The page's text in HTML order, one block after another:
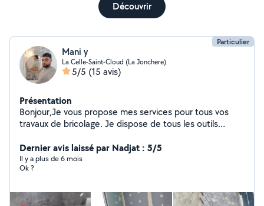
Découvrir
Particulier
Mani y
La Celle-Saint-Cloud (La Jonchere)
5/5 (15 avis)
Présentation
Bonjour,Je vous propose mes services pour tous vos
travaux de bricolage. Je dispose de tous les outils
Merci de votre confiance !
Dernier avis laissé par Nadjat : 5/5
Il y a plus de 6 mois
Ok ?